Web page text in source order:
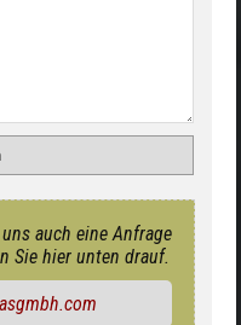
auch eine Anfrage
Sie hier unten drauf.